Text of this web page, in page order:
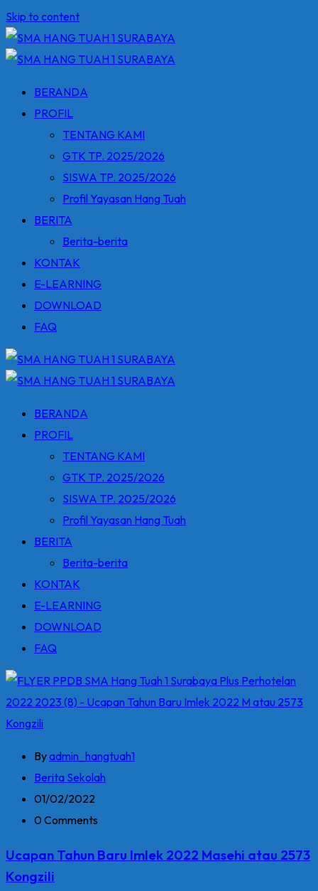
Skip to content
BERANDA
PROFIL
TENTANG KAMI
GTK TP. 2025/2026
SISWA TP. 2025/2026
Profil Yayasan Hang Tuah
BERITA
Berita-berita
KONTAK
E-LEARNING
DOWNLOAD
FAQ
BERANDA
PROFIL
TENTANG KAMI
GTK TP. 2025/2026
SISWA TP. 2025/2026
Profil Yayasan Hang Tuah
BERITA
Berita-berita
KONTAK
E-LEARNING
DOWNLOAD
FAQ
Byadmin_hangtuah1
Berita Sekolah
01/02/2022
0 Comments
Ucapan Tahun Baru Imlek 2022 Masehi atau 2573
Kongzili